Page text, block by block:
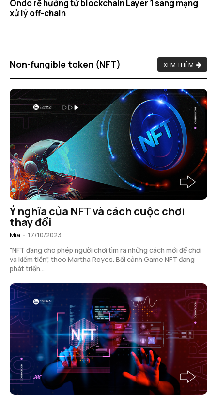
Ondo rẽ hướng từ blockchain Layer 1 sang mạng
xử lý off-chain
Non-fungible token (NFT) XEM THÊM
Ý nghĩa của NFT và cách cuộc chơi
thay đổi
Mia - 17/10/2023
"NFT đang cho phép người chơi tìm ra những cách mới để chơi
và kiếm tiền", theo Martha Reyes. Bối cảnh Game NFT đang
phát triển...